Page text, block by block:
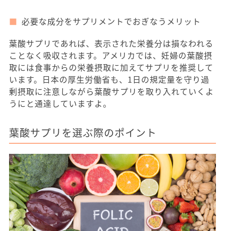
必要な成分をサプリメントでおぎなうメリット
葉酸サプリであれば、表示された栄養分は損なわれる
ことなく吸収されます。アメリカでは、妊婦の葉酸摂
取には食事からの栄養摂取に加えてサプリを推奨して
います。日本の厚生労働省も、1日の規定量を守り過
剰摂取に注意しながら葉酸サプリを取り入れていくよ
うにと通達していますよ。
葉酸サプリを選ぶ際のポイント